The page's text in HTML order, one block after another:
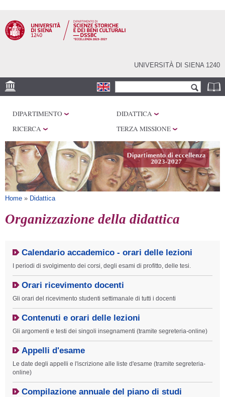
contenuto
principale
UNIVERSITÀ DI SIENA 1240
Form di ricerca
CENTRI DI RICERCA
LABORATORI
BIBLIOTECHE
SERVIZI
DIPARTIMENTO
DIDATTICA
RICERCA
TERZA MISSIONE
Tu sei qui
Home » Didattica
Organizzazione della didattica
Calendario accademico - orari delle lezioni
I periodi di svolgimento dei corsi, degli esami di profitto, delle tesi.
Orari ricevimento docenti
Gli orari del ricevimento studenti settimanale di tutti i docenti
Contenuti e orari delle lezioni
Gli argomenti e testi dei singoli insegnamenti (tramite segreteria-online)
Appelli d'esame
Le date degli appelli e l'iscrizione alle liste d'esame (tramite segreteria-
online)
Compilazione annuale del piano di studi